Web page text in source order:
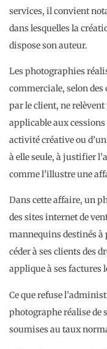
services, il convient
dans lesquelles la
dispose son auteur.
Les photographies
commerciale, selon
par le client, ne
applicable aux cessions
activité créative ou
à elle seule, à justifier
comme l’illustre une
Dans cette affaire, un
des sites internet de
mannequins destinés à
céder à ses clients des
applique à ses factures
Ce que refuse
photographe réalise
soumises au taux